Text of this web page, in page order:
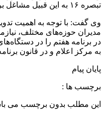
تبصره ۱۶ به این قبیل مشاغل برای بازدهی بیش‌تر اختصاص یابد.
وی گفت: با توجه به اهمیت
مدیران حوزه‌های مختلف،
در برنامه هفتم را در
به مرکز اعلام و در قانون
پایان پیام
برچسب ها :
این مطلب بدون برچسب می